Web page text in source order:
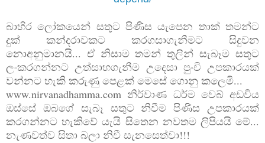
බාහිර ලෝකයෙන් සතුට පිණිස යැපෙන තාක් තමන්ට
දුක් කන්දරාවකට කරගසාගැනීමට සිදුවන
නොඅනුමානයි... ඒ නිසාම තමන් තුලින් සැබෑම සතුට
ලංකරගන්නට උත්සාහගැනීම උදෙසා පුංචි උපකාරයක්
වන්නට හැකි කරුණු පෙළක් මෙසේ ගොනු කලෙමි...
www.nirvanadhamma.com නිර්වාණ ධර්ම වෙබ් අඩවිය
ඔස්සේ ඔබගේ සැබෑ සතුට නිවීම පිණිස උපකාරයක්
කරගන්නට හැකිවේ යැයි සිතෙන නවතම ලිපියයි මේ...
නැණවත්ව සිතා බලා නිවී සැනසෙත්වා!!!